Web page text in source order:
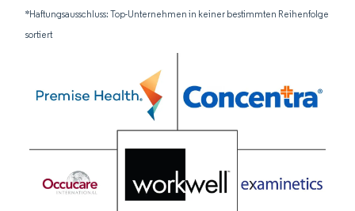
*Haftungsausschluss: Top-Unternehmen in keiner bestimmten Reihenfolge
sortiert